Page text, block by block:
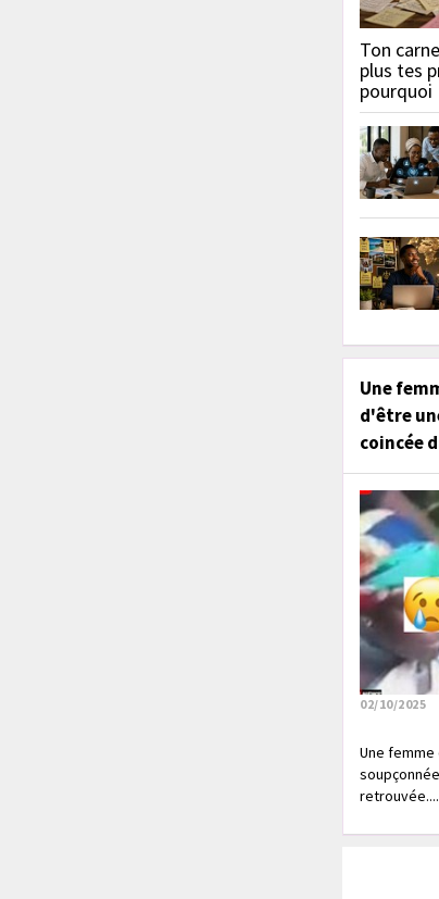
Ton
plus tes
pourquoi
Une
d'être
coincée
02/10/2025
Une